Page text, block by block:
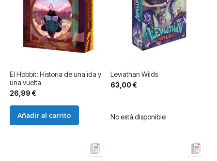
El Hobbit: Historia de una ida y
una vuelta
26,99 €
Añadir al carrito
Leviathan Wilds
63,00 €
No está disponible